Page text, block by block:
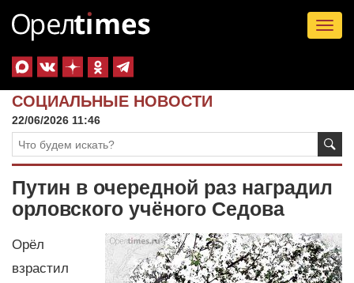
СОЦИАЛЬНЫЕ НОВОСТИ
22/06/2026 11:46
Путин в очередной раз наградил
орловского учёного Седова
Орёл
взрастил